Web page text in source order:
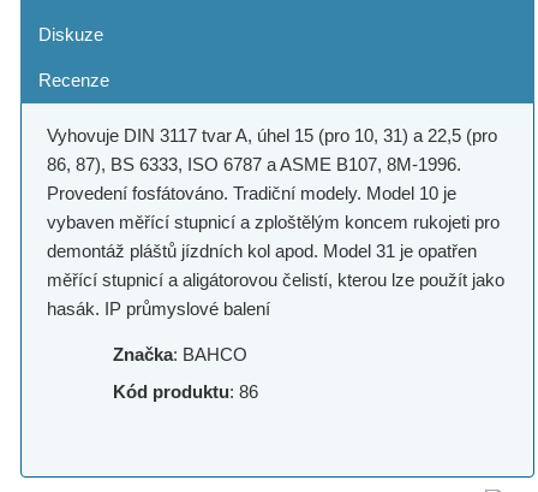
Diskuze
Recenze
Vyhovuje DIN 3117 tvar A, úhel 15 (pro 10, 31) a 22,5 (pro
86, 87), BS 6333, ISO 6787 a ASME B107, 8M-1996.
Provedení fosfátováno. Tradiční modely. Model 10 je
vybaven měřící stupnicí a zploštělým koncem rukojeti pro
demontáž pláštů jízdních kol apod. Model 31 je opatřen
měřící stupnicí a aligátorovou čelistí, kterou lze použít jako
hasák. IP průmyslové balení
Značka: BAHCO
Kód produktu: 86